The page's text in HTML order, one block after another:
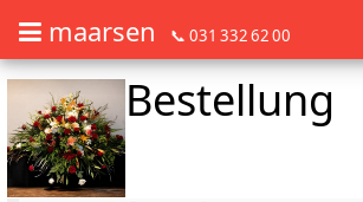
Barrierefrei Blumen bestellen mit
maarsen 📞 031 332 62 00
Barrierefrei Blumen bestellen mit
Bestellung